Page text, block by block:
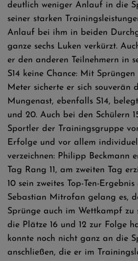
deutlich weniger Anlauf in die
seiner starken
Anlauf bei ihm in beiden
ganze sechs Luken verkürzt.
er den anderen Teilnehmern in
S14 keine Chance: Mit Sprüngen
Meter sicherte er sich souverän
Mungenast, ebenfalls S14,
und 20. Auch bei den Schülern
Sportler der Trainingsgruppe
Erfolge und vor allem
verzeichnen: Philipp Beckmann
Tag Rang 11, am zweiten Tag
10 sein zweites Top-Ten-
Sebastian Mitrofan gelang es,
Sprünge auch im Wettkampf zu
die Plätze 16 und 12 zur Folge
konnte noch nicht ganz an die
anschließen, die er im